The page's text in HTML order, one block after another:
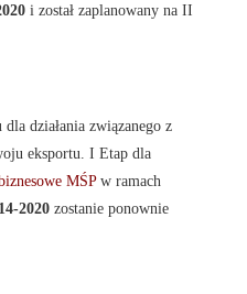
i został zaplanowany na II
działania związanego z
eksportu. I Etap dla
MŚPw ramach
2020 zostanie ponownie